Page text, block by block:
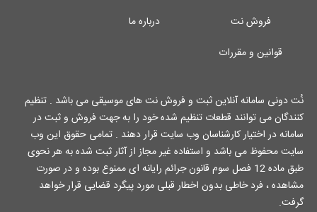
فروش نت
درباره ما
قوانین و مقررات
نُت دونی سامانه آنلاین ثبت و فروش نت های موسیقی می باشد . تنظیم
کنندگان می توانند قطعات تنظیم شده خود را به جهت فروش و ثبت در
سامانه در اختیار کارشناسان وب سایت قرار دهند . تمامی حقوق این وب
سایت محفوظ می باشد و استفاده غیر مجاز از آثار ثبت شده به هر نحوی
طبق ماده 12 فصل سوم قانون جرائم رایانه ای ممنوع بوده و در صورت
مشاهده ، فرد خاطی بدون اخطار قبلی مورد پیگرد قضایی قرار خواهد
گرفت.